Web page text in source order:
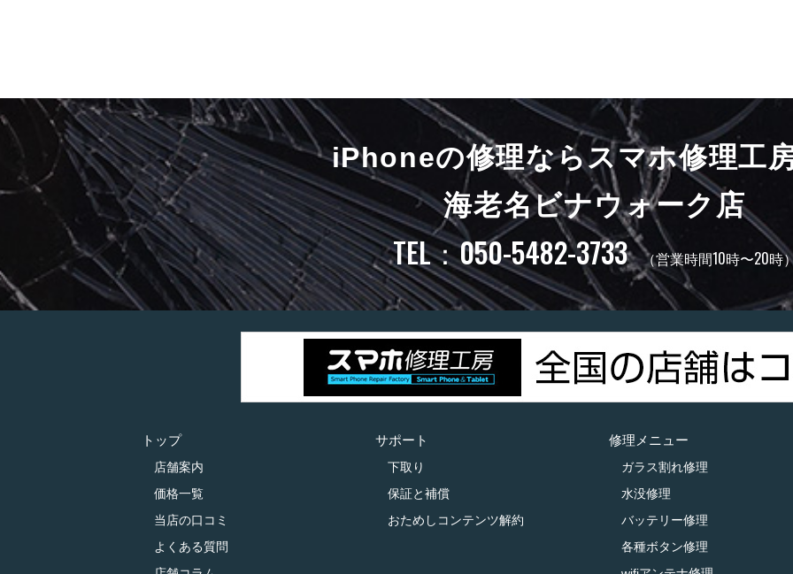
iPhoneの修理ならスマホ修理工
海老名ビナウォーク店
TEL：050-5482-3733 （営業時間10時〜20時
トップ
店舗案内
価格一覧
当店の口コミ
よくある質問
サポート
下取り
保証と補償
おためしコンテンツ解約
修理メニュー
ガラス割れ修理
水没修理
バッテリー修理
各種ボタン修理